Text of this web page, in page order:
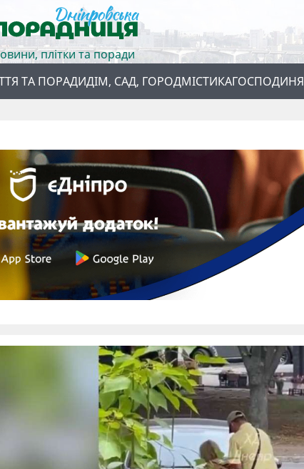
плітки та поради
ТА ПОРАДИДІМ, САД, ГОРОДМІСТИКАГОСПОДИНЯ